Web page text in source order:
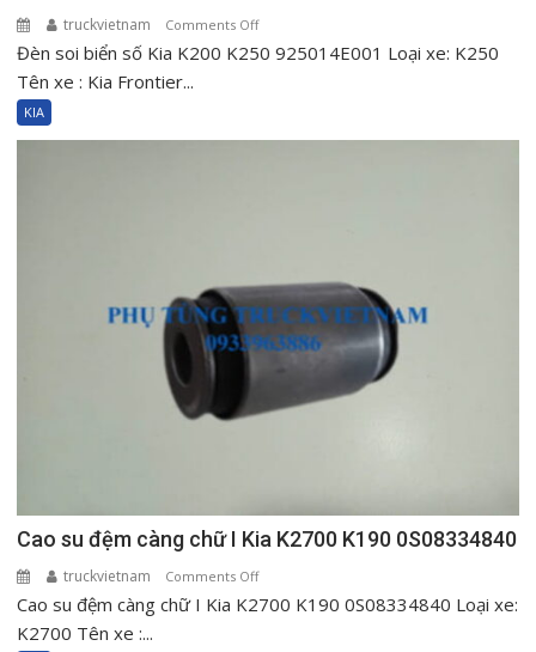
truckvietnam Comments Offon
Đèn
Đèn soi biển số Kia K200 K250 925014E001 Loại xe: K250
Tên xe : Kia Frontier...
KIA
Cao su đệm càng chữ I Kia K2700 K190 0S08334840
truckvietnam Comments Offon
Cao
Cao su đệm càng chữ I Kia K2700 K190 0S08334840 Loại xe:
K2700 Tên xe :...